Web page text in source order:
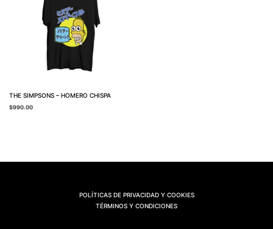
THE SIMPSONS – HOMERO CHISPA
$990.00
POLÍTICAS DE PRIVACIDAD Y COOKIES
TÉRMINOS Y CONDICIONES